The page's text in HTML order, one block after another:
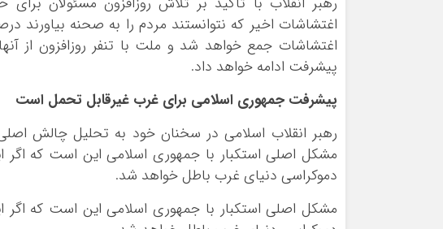
اغتشاشات اخیر که نتوانستند مردم را به صحنه بیاورند
اغتشاشات جمع خواهد شد و ملت با تنفر روزافزون از
پیشرفت ادامه خواهد داد.
پیشرفت جمهوری اسلامی برای غرب غیرقابل تحمل است
رهبر انقلاب اسلامی در سخنان خود به تحلیل چالش اصلی
مشکل اصلی استکبار با جمهوری اسلامی این است که اگر
دموکراسی دنیای غرب باطل خواهد شد.
مشکل اصلی استکبار با جمهوری اسلامی این است که اگر